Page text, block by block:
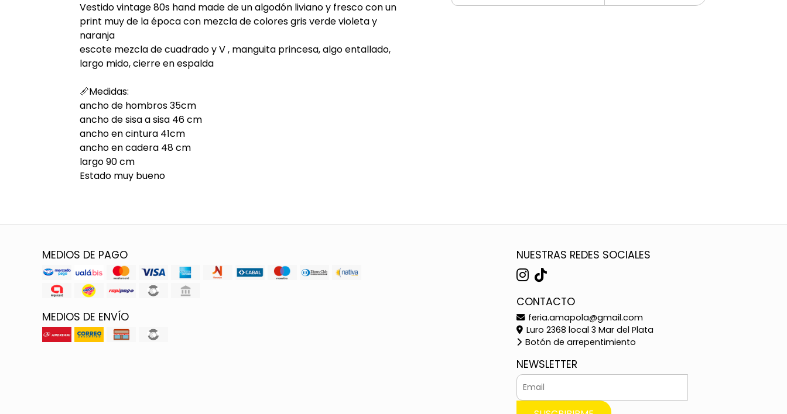
Vestido vintage 80s hand made de un algodón liviano y fresco con un
print muy de la época con mezcla de colores gris verde violeta y
naranja
escote mezcla de cuadrado y V , manguita princesa, algo entallado,
largo mido, cierre en espalda
📏Medidas:
ancho de hombros 35cm
ancho de sisa a sisa 46 cm
ancho en cintura 41cm
ancho en cadera 48 cm
largo 90 cm
Estado muy bueno
MEDIOS DE PAGO
MEDIOS DE ENVÍO
NUESTRAS REDES SOCIALES
CONTACTO
feria.amapola@gmail.com
Luro 2368 local 3 Mar del Plata
Botón de arrepentimiento
NEWSLETTER